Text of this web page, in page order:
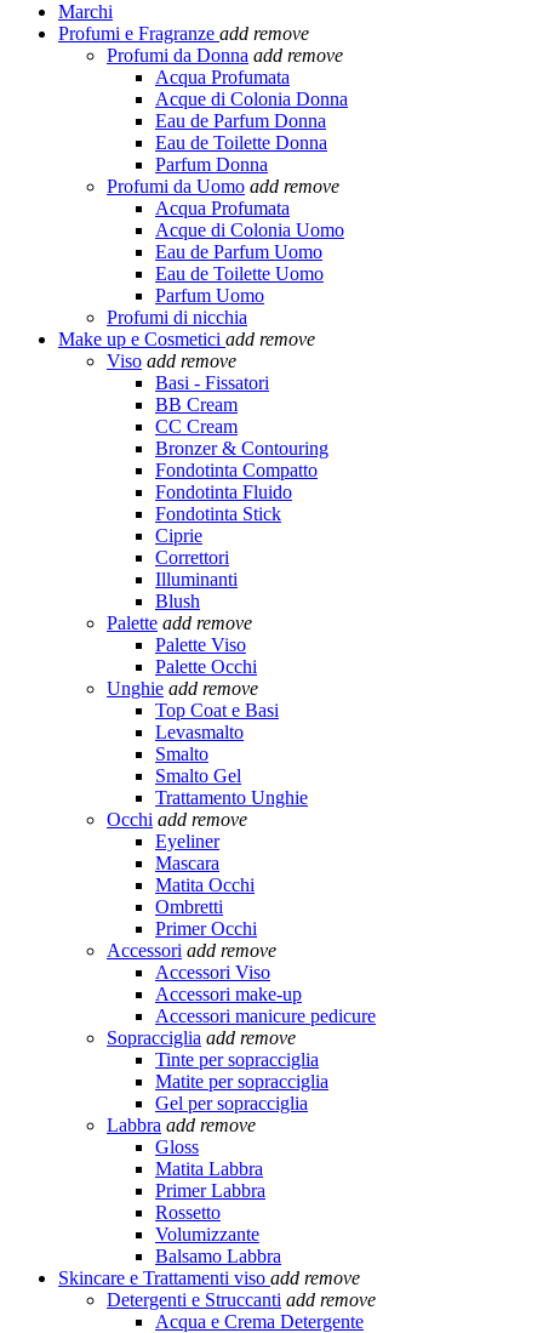
Marchi
Profumi e Fragranze add remove
Profumi da Donna add remove
Acqua Profumata
Acque di Colonia Donna
Eau de Parfum Donna
Eau de Toilette Donna
Parfum Donna
Profumi da Uomo add remove
Acqua Profumata
Acque di Colonia Uomo
Eau de Parfum Uomo
Eau de Toilette Uomo
Parfum Uomo
Profumi di nicchia
Make up e Cosmetici add remove
Viso add remove
Basi - Fissatori
BB Cream
CC Cream
Bronzer & Contouring
Fondotinta Compatto
Fondotinta Fluido
Fondotinta Stick
Ciprie
Correttori
Illuminanti
Blush
Palette add remove
Palette Viso
Palette Occhi
Unghie add remove
Top Coat e Basi
Levasmalto
Smalto
Smalto Gel
Trattamento Unghie
Occhi add remove
Eyeliner
Mascara
Matita Occhi
Ombretti
Primer Occhi
Accessori add remove
Accessori Viso
Accessori make-up
Accessori manicure pedicure
Sopracciglia add remove
Tinte per sopracciglia
Matite per sopracciglia
Gel per sopracciglia
Labbra add remove
Gloss
Matita Labbra
Primer Labbra
Rossetto
Volumizzante
Balsamo Labbra
Skincare e Trattamenti viso add remove
Detergenti e Struccanti add remove
Acqua e Crema Detergente